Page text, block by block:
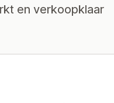
en verkoopklaar